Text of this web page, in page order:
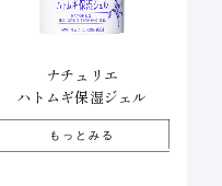
ナチュリエ
ハトムギ保湿ジェル
もっとみる